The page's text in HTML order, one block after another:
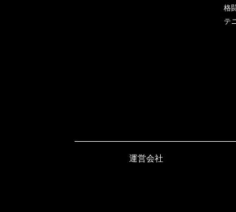
格
テ
運営会社